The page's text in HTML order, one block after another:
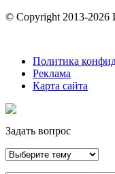
© Copyright 2013-
Политика
Реклама
Карта сайта
Задать вопрос